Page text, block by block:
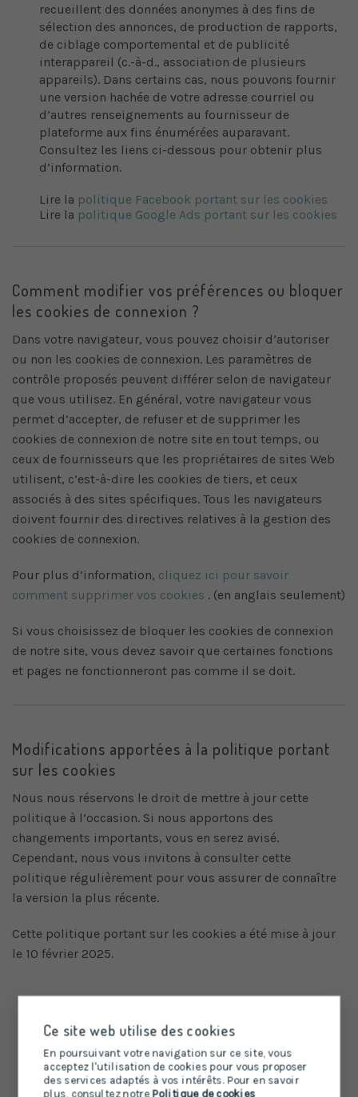
recueillent des données anonymes à des fins de
sélection des annonces, de production de rapports,
de ciblage comportemental et de publicité
interappareil (c.-à-d., association de plusieurs
appareils). Dans certains cas, nous pouvons fournir
une version hachée de votre adresse courriel ou
d’autres renseignements au fournisseur de
plateforme aux fins énumérées auparavant.
Consultez les liens ci-dessous pour obtenir plus
d’information.
Lire la politique Facebook portant sur les cookies
Lire la politique Google Ads portant sur les cookies
Comment modifier vos préférences ou bloquer
les cookies de connexion ?
Dans votre navigateur, vous pouvez choisir d’autoriser
ou non les cookies de connexion. Les paramètres de
contrôle proposés peuvent différer selon de navigateur
que vous utilisez. En général, votre navigateur vous
permet d’accepter, de refuser et de supprimer les
cookies de connexion de notre site en tout temps, ou
ceux de fournisseurs que les propriétaires de sites Web
utilisent, c’est-à-dire les cookies de tiers, et ceux
associés à des sites spécifiques. Tous les navigateurs
doivent fournir des directives relatives à la gestion des
cookies de connexion.
Pour plus d’information, cliquez ici pour savoir
comment supprimer vos cookies . (en anglais seulement)
Si vous choisissez de bloquer les cookies de connexion
de notre site, vous devez savoir que certaines fonctions
et pages ne fonctionneront pas comme il se doit.
Modifications apportées à la politique portant
sur les cookies
Nous nous réservons le droit de mettre à jour cette
politique à l’occasion. Si nous apportons des
changements importants, vous en serez avisé.
Cependant, nous vous invitons à consulter cette
politique régulièrement pour vous assurer de connaître
la version la plus récente.
Cette politique portant sur les cookies a été mise à jour
le 10 février 2025.
Ce site web utilise des cookies
En poursuivant votre navigation sur ce site, vous
acceptez l'utilisation de cookies pour vous proposer
des services adaptés à vos intérêts. Pour en savoir
plus, consultez notrePolitique de cookies